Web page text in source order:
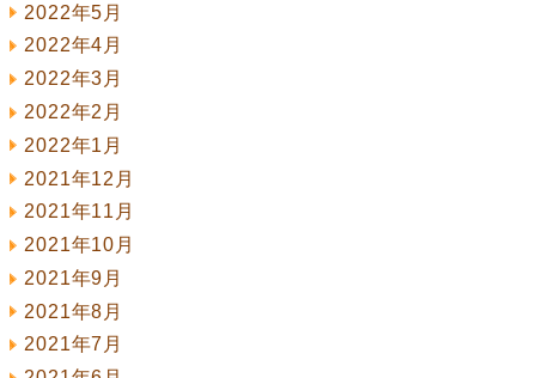
2022年5月
2022年4月
2022年3月
2022年2月
2022年1月
2021年12月
2021年11月
2021年10月
2021年9月
2021年8月
2021年7月